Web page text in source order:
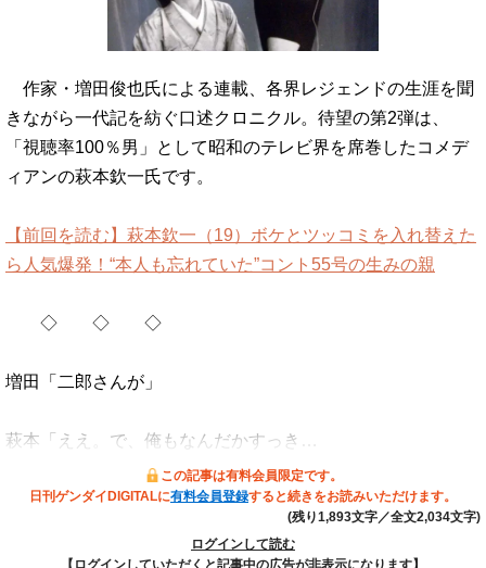
作家・増田俊也氏による連載、各界レジェンドの生涯を聞
きながら一代記を紡ぐ口述クロニクル。待望の第2弾は、
「視聴率100％男」として昭和のテレビ界を席巻したコメデ
ィアンの萩本欽一氏です。
【前回を読む】萩本欽一（19）ボケとツッコミを入れ替えた
ら人気爆発！“本人も忘れていた”コント55号の生みの親
◇ ◇ ◇
増田「二郎さんが」
萩本「ええ。で、俺もなんだかすっき…
この記事は有料会員限定です。
日刊ゲンダイDIGITALに有料会員登録すると続きをお読みいただけます。
(残り1,893文字／全文2,034文字)
ログインして読む
【ログインしていただくと記事中の広告が非表示になります】